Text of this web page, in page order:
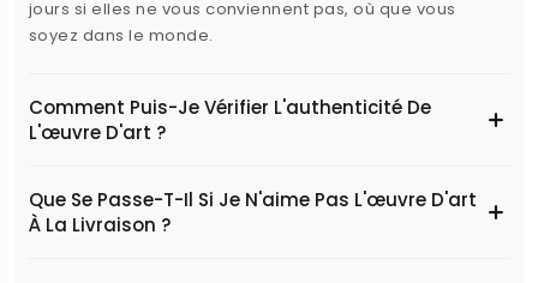
jours si elles ne vous conviennent pas, où que vous
soyez dans le monde.
Comment Puis-Je Vérifier L'authenticité De
L'œuvre D'art ?
Que Se Passe-T-Il Si Je N'aime Pas L'œuvre D'art
À La Livraison ?